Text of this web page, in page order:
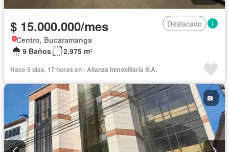
$ 15.000.000/mes
Destacado
Centro, Bucaramanga
9 Baños
2.975 m²
Hace 5 días, 17 horas en - Alianza Inmobiliaria S.A.